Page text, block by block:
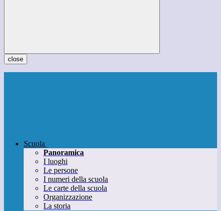
close
Scuola
Panoramica
I luoghi
Le persone
I numeri della scuola
Le carte della scuola
Organizzazione
La storia